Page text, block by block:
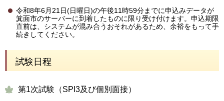
令和8年6月21日(日曜日)の午後11時59分までに申込みデータが
箕面市のサーバーに到着したものに限り受け付けます。申込期限
直前は、システムが混み合うおそれがあるため、余裕をもって手
続きしてください。
試験日程
第1次試験（SPI3及び個別面接）